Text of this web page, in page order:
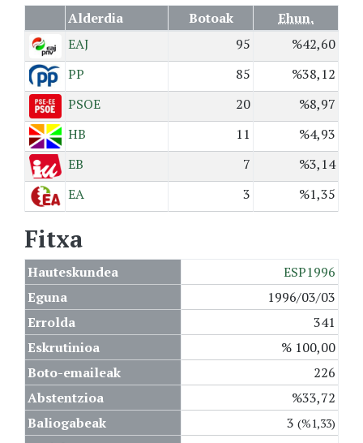
Alderdia Botoak
Ehun.
EAJ
95
%42,60
PP
85
%38,12
PSOE
20
%8,97
HB
11
%4,93
EB
7
%3,14
EA
3 %1,35
Fitxa
Hauteskundea
ESP1996
Eguna
1996/03/03
Errolda
341
Eskrutinioa
% 100,00
Boto-emaileak
226
Abstentzioa
%33,72
Baliogabeak
3 (%1,33)